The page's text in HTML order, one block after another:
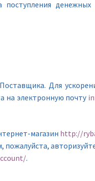
денежных
Для
на электронную почту
магазин http://
.